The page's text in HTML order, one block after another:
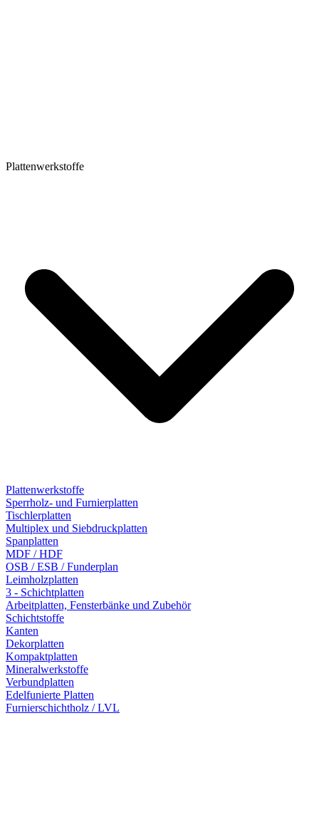
Plattenwerkstoffe
Plattenwerkstoffe
Sperrholz- und Furnierplatten
Tischlerplatten
Multiplex und Siebdruckplatten
Spanplatten
MDF / HDF
OSB / ESB / Funderplan
Leimholzplatten
3 - Schichtplatten
Arbeitplatten, Fensterbänke und Zubehör
Schichtstoffe
Kanten
Dekorplatten
Kompaktplatten
Mineralwerkstoffe
Verbundplatten
Edelfunierte Platten
Furnierschichtholz / LVL